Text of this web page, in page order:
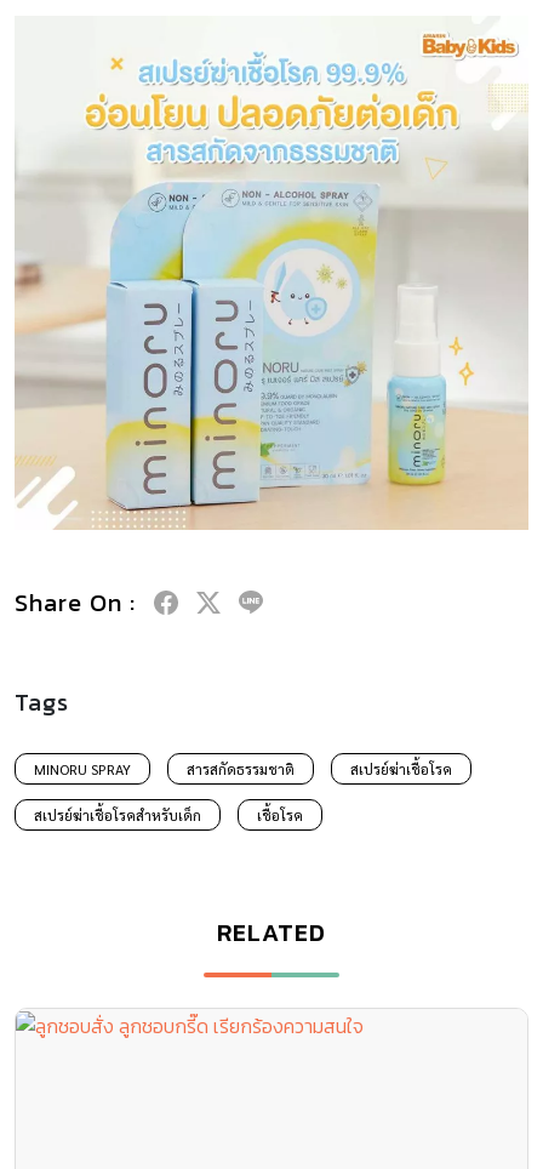
Share On :
Tags
MINORU SPRAY สารสกัดธรรมชาติ สเปรย์ฆ่าเชื้อโรค
สเปรย์ฆ่าเชื้อโรคสำหรับเด็ก เชื้อโรค
RELATED